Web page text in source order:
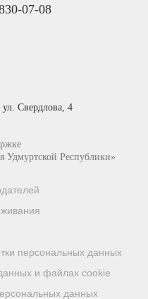
07-08
Свердлова, 4
Удмуртской Республики»
персональных данных
и файлах cookie
данных